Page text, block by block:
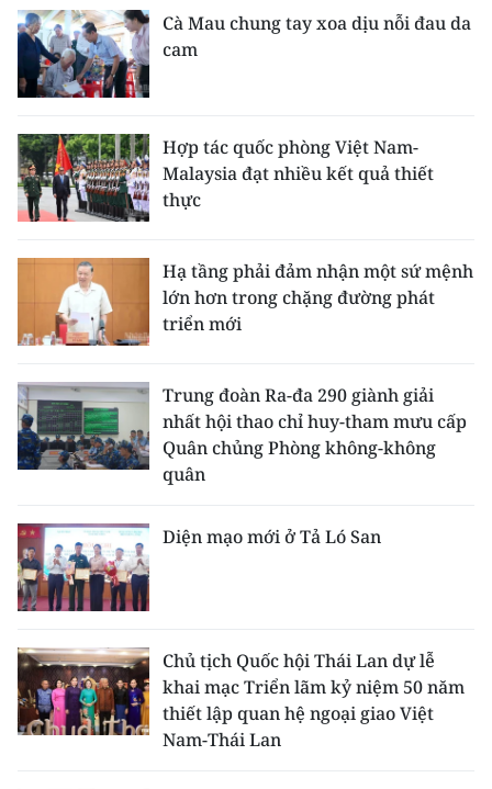
Cà Mau chung tay xoa dịu nỗi đau da
cam
Hợp tác quốc phòng Việt Nam-
Malaysia đạt nhiều kết quả thiết
thực
Hạ tầng phải đảm nhận một sứ mệnh
lớn hơn trong chặng đường phát
triển mới
Trung đoàn Ra-đa 290 giành giải
nhất hội thao chỉ huy-tham mưu cấp
Quân chủng Phòng không-không
quân
Diện mạo mới ở Tả Ló San
Chủ tịch Quốc hội Thái Lan dự lễ
khai mạc Triển lãm kỷ niệm 50 năm
thiết lập quan hệ ngoại giao Việt
Nam-Thái Lan